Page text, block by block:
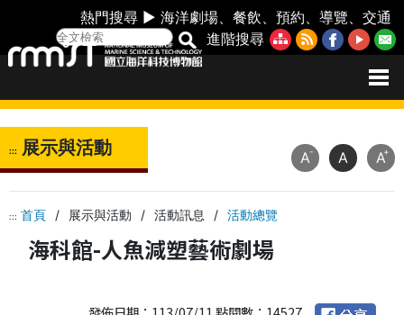
熱門搜尋 ►海洋劇場 、餐飲 、預約 、導覽 、交通
進階搜尋
::: 展示與活動
::: 首頁 / 展示與活動 / 活動訊息 / 活動總覽
A- A A+
海科館-人魚減塑藝術劇場